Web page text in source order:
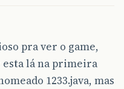
pra ver o game,
lá na primeira
1233.java, mas